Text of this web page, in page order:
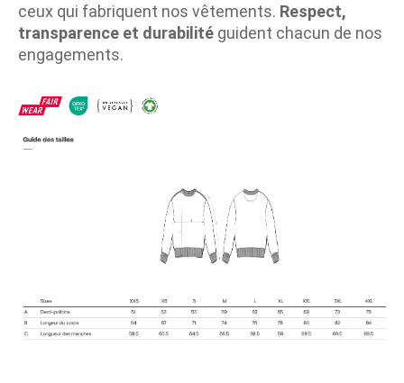
ceux qui fabriquent nos vêtements. Respect,
transparence et durabilité guident chacun de nos
engagements.